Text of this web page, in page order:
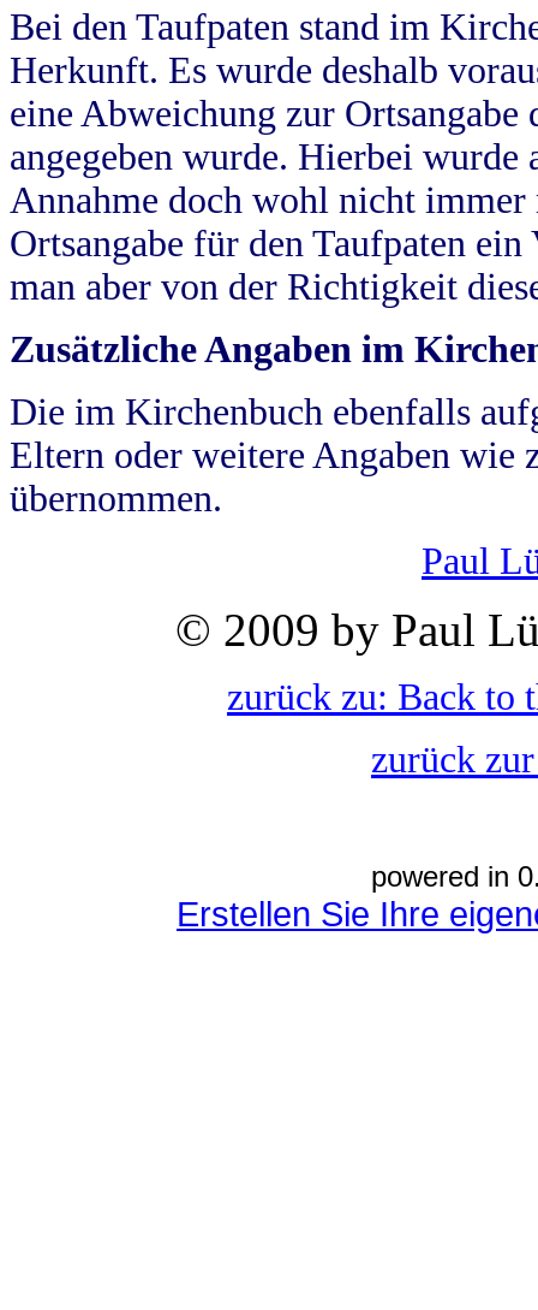
Bei den Taufpaten stand im
Herkunft. Es wurde deshalb
eine Abweichung zur
angegeben wurde. Hierbei wurde
Annahme doch wohl nicht
Ortsangabe für den Taufpaten
man aber von der Richtigkeit
Zusätzliche Angaben im
Die im Kirchenbuch ebenfalls
Eltern oder weitere Angaben wie
übernommen.
Paul
© 2009 by Paul
zurück zu: Back to
zurück
powered in
Erstellen Sie Ihre